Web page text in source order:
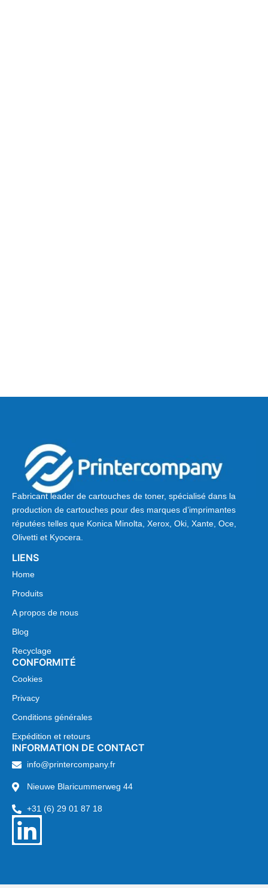
Fabricant leader de cartouches de toner, spécialisé dans la
production de cartouches pour des marques d’imprimantes
réputées telles que Konica Minolta, Xerox, Oki, Xante, Oce,
Olivetti et Kyocera.
LIENS
Home
Produits
A propos de nous
Blog
Recyclage
CONFORMITÉ
Cookies
Privacy
Conditions générales
Expédition et retours
INFORMATION DE CONTACT
info@printercompany.fr
Nieuwe Blaricummerweg 44
+31 (6) 29 01 87 18